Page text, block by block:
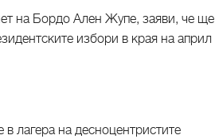
на Бордо Ален Жупе, заяви, че ще
избори в края на април
лагера на десноцентристите